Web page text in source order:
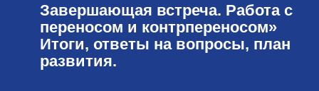
Завершающая встреча. Работа с
переносом и контрпереносом»
Итоги, ответы на вопросы, план
развития.